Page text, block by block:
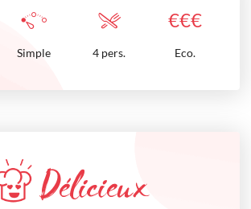
€€€
Simple 4 pers. Eco.
Délicieux